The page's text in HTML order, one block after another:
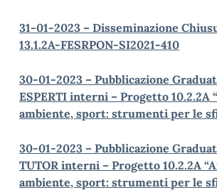
31-01-2023 – Disseminazione
13.1.2A-FESRPON-SI2021-410
30-01-2023 – Pubblicazione
ESPERTI interni – Progetto 10.2.2A
ambiente, sport: strumenti per le
30-01-2023 – Pubblicazione
TUTOR interni – Progetto 10.2.2A
ambiente, sport: strumenti per le